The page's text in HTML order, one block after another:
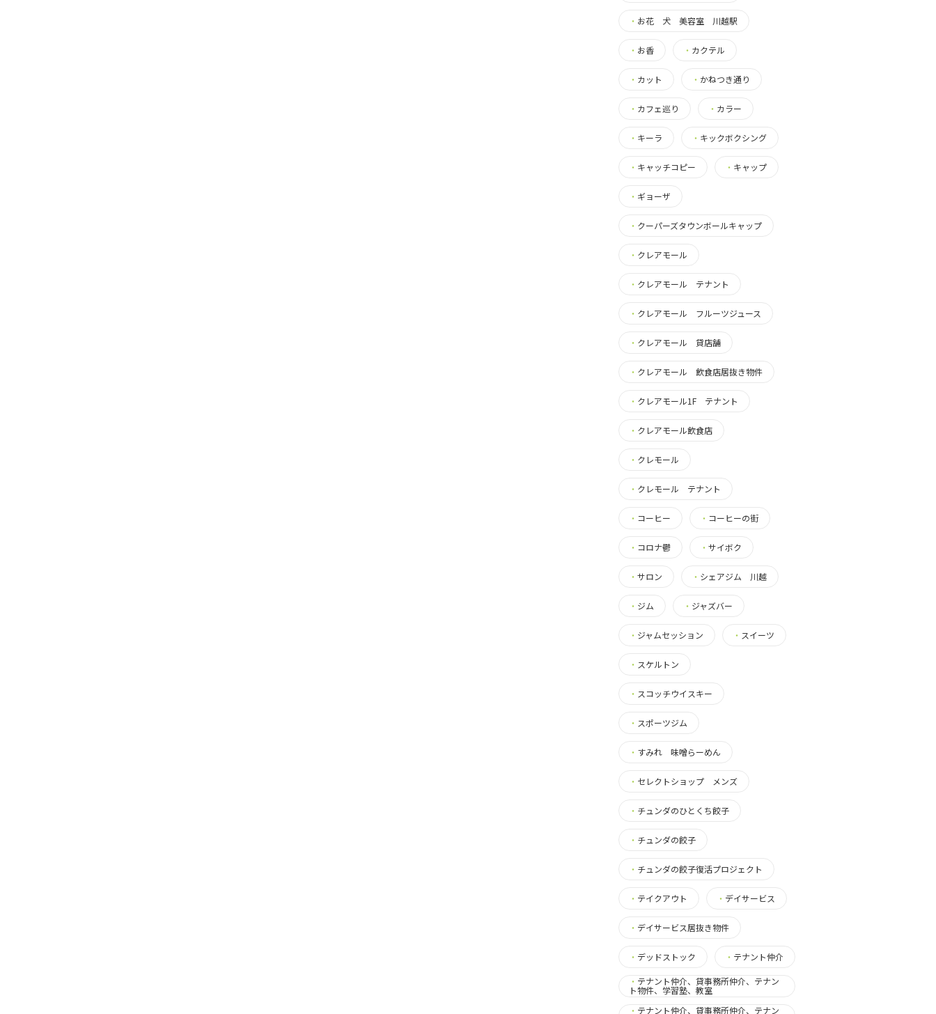
・ お花 犬 美容室 川越駅
・ お香 ・ カクテル
・ カット ・ かねつき通り
・ カフェ巡り ・ カラー
・ キーラ ・ キックボクシング
・ キャッチコピー ・ キャップ
・ ギョーザ
・ クーパーズタウンボールキャップ
・ クレアモール
・ クレアモール テナント
・ クレアモール フルーツジュース
・ クレアモール 貸店舗
・ クレアモール 飲食店居抜き物件
・ クレアモール1F テナント
・ クレアモール飲食店
・ クレモール
・ クレモール テナント
・ コーヒー ・ コーヒーの街
・ コロナ鬱 ・ サイボク
・ サロン ・ シェアジム 川越
・ ジム ・ ジャズバー
・ ジャムセッション ・ スイーツ
・ スケルトン
・ スコッチウイスキー
・ スポーツジム
・ すみれ 味噌らーめん
・ セレクトショップ メンズ
・ チュンダのひとくち餃子
・ チュンダの餃子
・ チュンダの餃子復活プロジェクト
・ テイクアウト ・ デイサービス
・ デイサービス居抜き物件
・ デッドストック ・ テナント仲介
・ テナント仲介、貸事務所仲介、テナン
ト物件、学習塾、教室
・ テナント仲介、貸事務所仲介、テナン